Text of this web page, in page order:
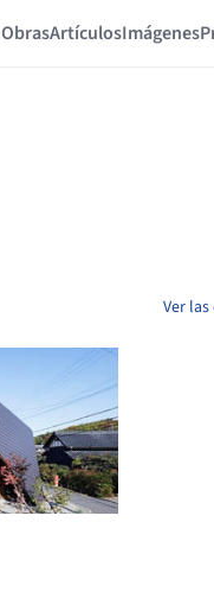
ObrasArtículosImágenes
Ver